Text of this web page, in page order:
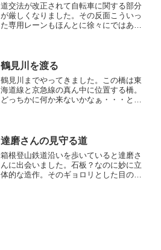
道交法が改正されて自転車に関する部分
が厳しくなりました。その反面こういっ
た専用レーンもほんとに徐々にではあり
だと思いますよ、自転車っ...
鶴見川を渡る
鶴見川までやってきました。この橋は東
海道線と京急線の真ん中に位置する橋。
どっちかに何か来ないかなぁ・・・と、
でしか撮れませんでし...
達磨さんの見守る道
箱根登山鉄道沿いを歩いていると達磨さ
んに出会いました。石板？なのに妙に立
体的な造作。そのギョロリとした目の先